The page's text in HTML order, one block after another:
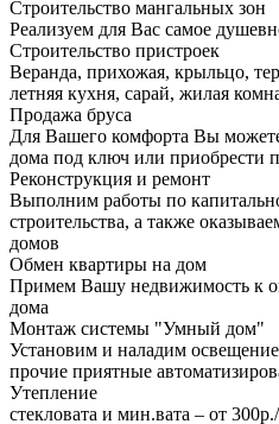
Строительство мангальных зон
Реализуем для Вас самое
Строительство пристроек
Веранда, прихожая, крыльцо,
летняя кухня, сарай, жилая
Продажа бруса
Для Вашего комфорта Вы можете
дома под ключ или приобрести
Реконструкция и ремонт
Выполним работы по
строительства, а также
домов
Обмен квартиры на дом
Примем Вашу недвижимость к
дома
Монтаж системы "Умный дом"
Установим и наладим
прочие приятные
Утепление
стекловата и мин.вата – от